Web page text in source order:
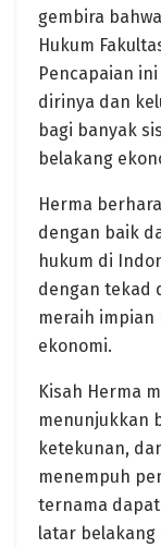
gembira
Hukum
Pencapaian
dirinya dan
bagi banyak
belakang
Herma
dengan baik
hukum di
dengan tekad
meraih
ekonomi.​
Kisah Herma
menunjukkan
ketekunan,
menempuh
ternama
latar belakang